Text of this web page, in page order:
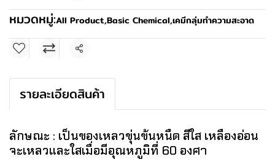
หมวดหมู่:All Product,Basic Chemical,เคมีกลุ่มทำความสะอาด
แชร์
รายละเอียดสินค้า
ลักษณะ : เป็นของเหลวขุ่นข้นหนืด สีใส เหลืองอ่อน
จะเหลวและใสเมื่อมีอุณหภูมิที่ 60 องศา